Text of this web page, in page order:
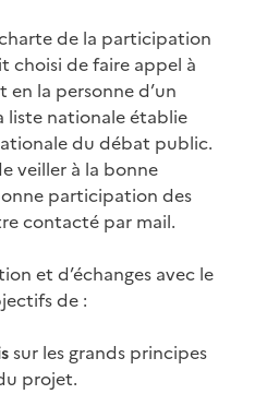
de la participation
choisi de faire appel à
la personne d’un
liste nationale établie
du débat public.
veiller à la bonne
participation des
contacté par mail.
et d’échanges avec le
de :
sur les grands principes
projet.